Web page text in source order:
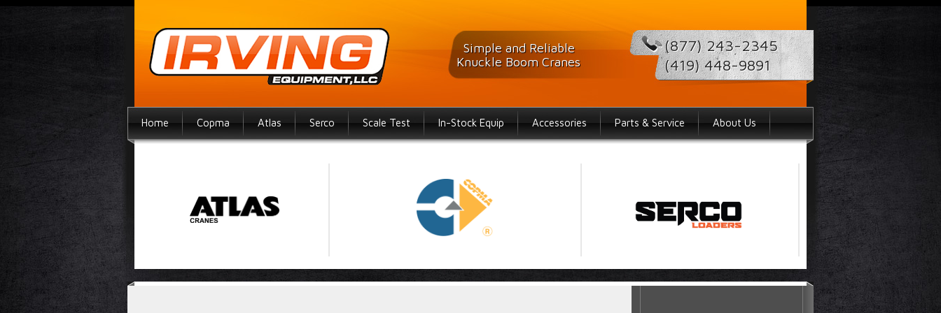
(877) 243-2345
(419) 448-9891
Simple and Reliable
Knuckle Boom Cranes
Home Copma Atlas Serco Scale Test In-Stock Equip Accessories Parts & Service About Us